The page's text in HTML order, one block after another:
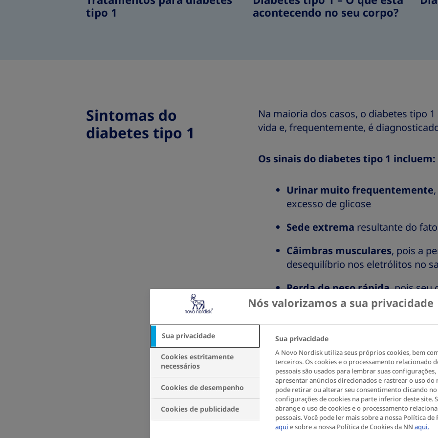
tipo 1
acontecendo no seu corpo?
Sintomas do
diabetes tipo 1
Na maioria dos casos, o diabetes tipo
vida e, frequentemente, é
Os sinais do diabetes tipo 1 incluem:
Urinar muito frequentemente
excesso de glicose
Sede extrema resultante do
Câimbras musculares, pois a
desequilíbrio nos eletrólitos no
Perda de peso rápida, pois seu
energia quando as células não
Cansaço e fadiga, pois a
alcançar as células do seu corpo
Candidíase/coceira genital,
glicose na urina serve como um
fungos e bactérias
Visão embaçadacausada por
líquido do olho
Nós valorizamos a sua privacidade
Sua privacidade
Cookies estritamente
necessários
Cookies de desempenho
Cookies de publicidade
Sua privacidade
A Novo Nordisk utiliza seus próprios cookies, bem
terceiros. Os cookies e o processamento relacionado
pessoais são usados para lembrar suas
apresentar anúncios direcionados e rastrear o uso do
pode retirar ou alterar seu consentimento clicando
configurações de cookies na parte inferior deste site.
abrange o uso de cookies e o processamento
pessoais. Você pode ler mais sobre a nossa Política de
aqui e sobre a nossa Política de Cookies da NN aqui.